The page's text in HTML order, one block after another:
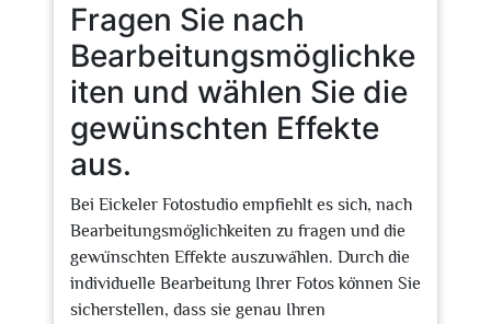
Fragen Sie nach
Bearbeitungsmöglichke
iten und wählen Sie die
gewünschten Effekte
aus.
Bei Eickeler Fotostudio empfiehlt es sich, nach
Bearbeitungsmöglichkeiten zu fragen und die
gewünschten Effekte auszuwählen. Durch die
individuelle Bearbeitung Ihrer Fotos können Sie
sicherstellen, dass sie genau Ihren